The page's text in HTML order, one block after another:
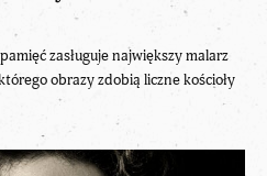
zasługuje największy malarz
obrazy zdobią liczne kościoły